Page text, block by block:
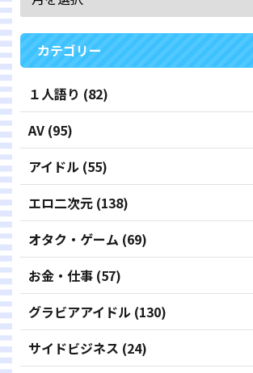
カテゴリー
１人語り (82)
AV (95)
アイドル (55)
エロ二次元 (138)
オタク・ゲーム (69)
お金・仕事 (57)
グラビアアイドル (130)
サイドビジネス (24)